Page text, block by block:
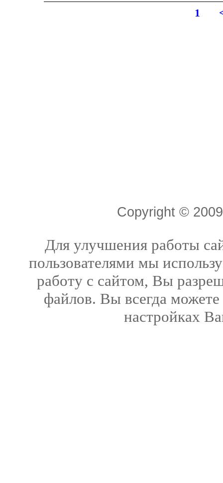
1
Copyright ©
Для улучшения работы
пользователями мы
работу с сайтом, Вы
файлов. Вы всегда
настройках